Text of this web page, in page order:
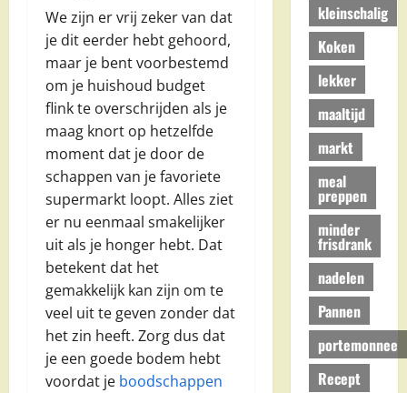
We zijn er vrij zeker van dat
je dit eerder hebt gehoord,
maar je bent voorbestemd
om je huishoud budget
flink te overschrijden als je
maag knort op hetzelfde
moment dat je door de
schappen van je favoriete
supermarkt loopt. Alles ziet
er nu eenmaal smakelijker
uit als je honger hebt. Dat
betekent dat het
gemakkelijk kan zijn om te
veel uit te geven zonder dat
het zin heeft. Zorg dus dat
je een goede bodem hebt
voordat je boodschappen
kleinschalig
Koken
lekker
maaltijd
markt
meal
preppen
minder
frisdrank
nadelen
Pannen
portemonnee
Recept